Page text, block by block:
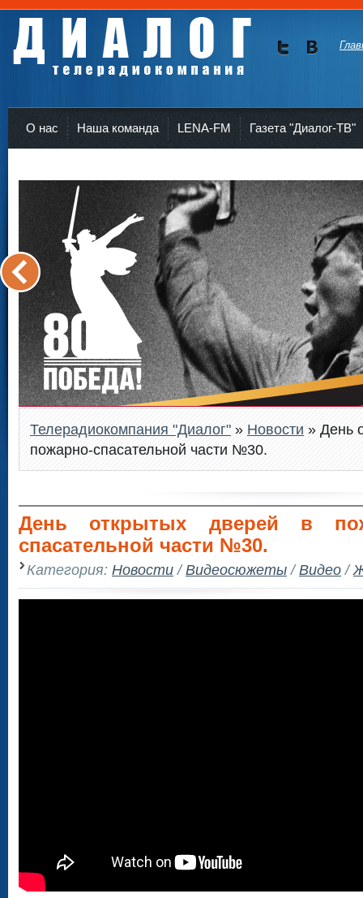
О нас Наша команда LENA-FM Газета "Диалог-ТВ"
Телерадиокомпания "Диалог" » Новости » День
пожарно-спасательной части №30.
День открытых дверей в
спасательной части №30.
Категория: Новости/Видеосюжеты/Видео/